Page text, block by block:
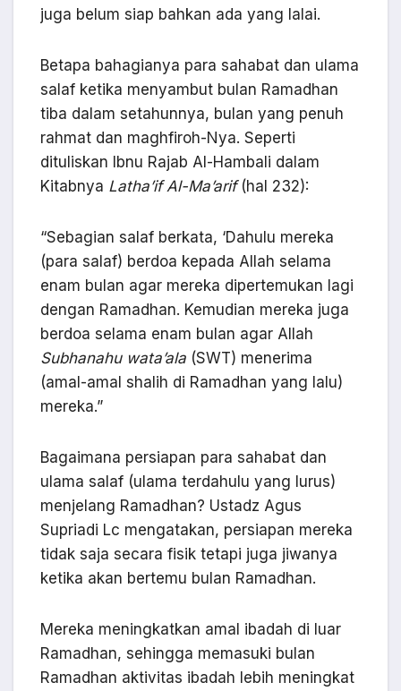
juga belum siap bahkan ada yang lalai.
Betapa bahagianya para sahabat dan ulama
salaf ketika menyambut bulan Ramadhan
tiba dalam setahunnya, bulan yang penuh
rahmat dan maghfiroh-Nya. Seperti
dituliskan Ibnu Rajab Al-Hambali dalam
Kitabnya Latha’if Al-Ma’arif(hal 232):
“Sebagian salaf berkata, ‘Dahulu mereka
(para salaf) berdoa kepada Allah selama
enam bulan agar mereka dipertemukan lagi
dengan Ramadhan. Kemudian mereka juga
berdoa selama enam bulan agar Allah
Subhanahu wata’ala (SWT) menerima
(amal-amal shalih di Ramadhan yang lalu)
mereka.”
Bagaimana persiapan para sahabat dan
ulama salaf (ulama terdahulu yang lurus)
menjelang Ramadhan? Ustadz Agus
Supriadi Lc mengatakan, persiapan mereka
tidak saja secara fisik tetapi juga jiwanya
ketika akan bertemu bulan Ramadhan.
Mereka meningkatkan amal ibadah di luar
Ramadhan, sehingga memasuki bulan
Ramadhan aktivitas ibadah lebih meningkat